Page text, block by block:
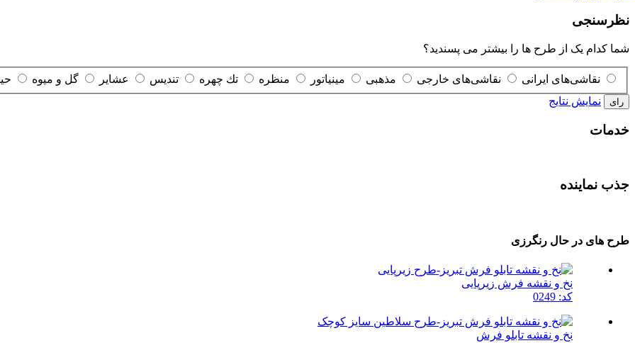
نظرسنجی
شما کدام یک از طرح ها را بیشتر می پسندید؟
نقاشی‌های ایرانی نقاشی‌های خارجی مذهبی مینیاتور منظره تك چهره تنديس عشاير گل و ميوه
نمایش نتایج
خدمات
جذب نماينده
طرح های در حال رنگرزی
نخ و نقشه فرش زیرپایی
کد: 0249
نخ و نقشه تابلو فرش